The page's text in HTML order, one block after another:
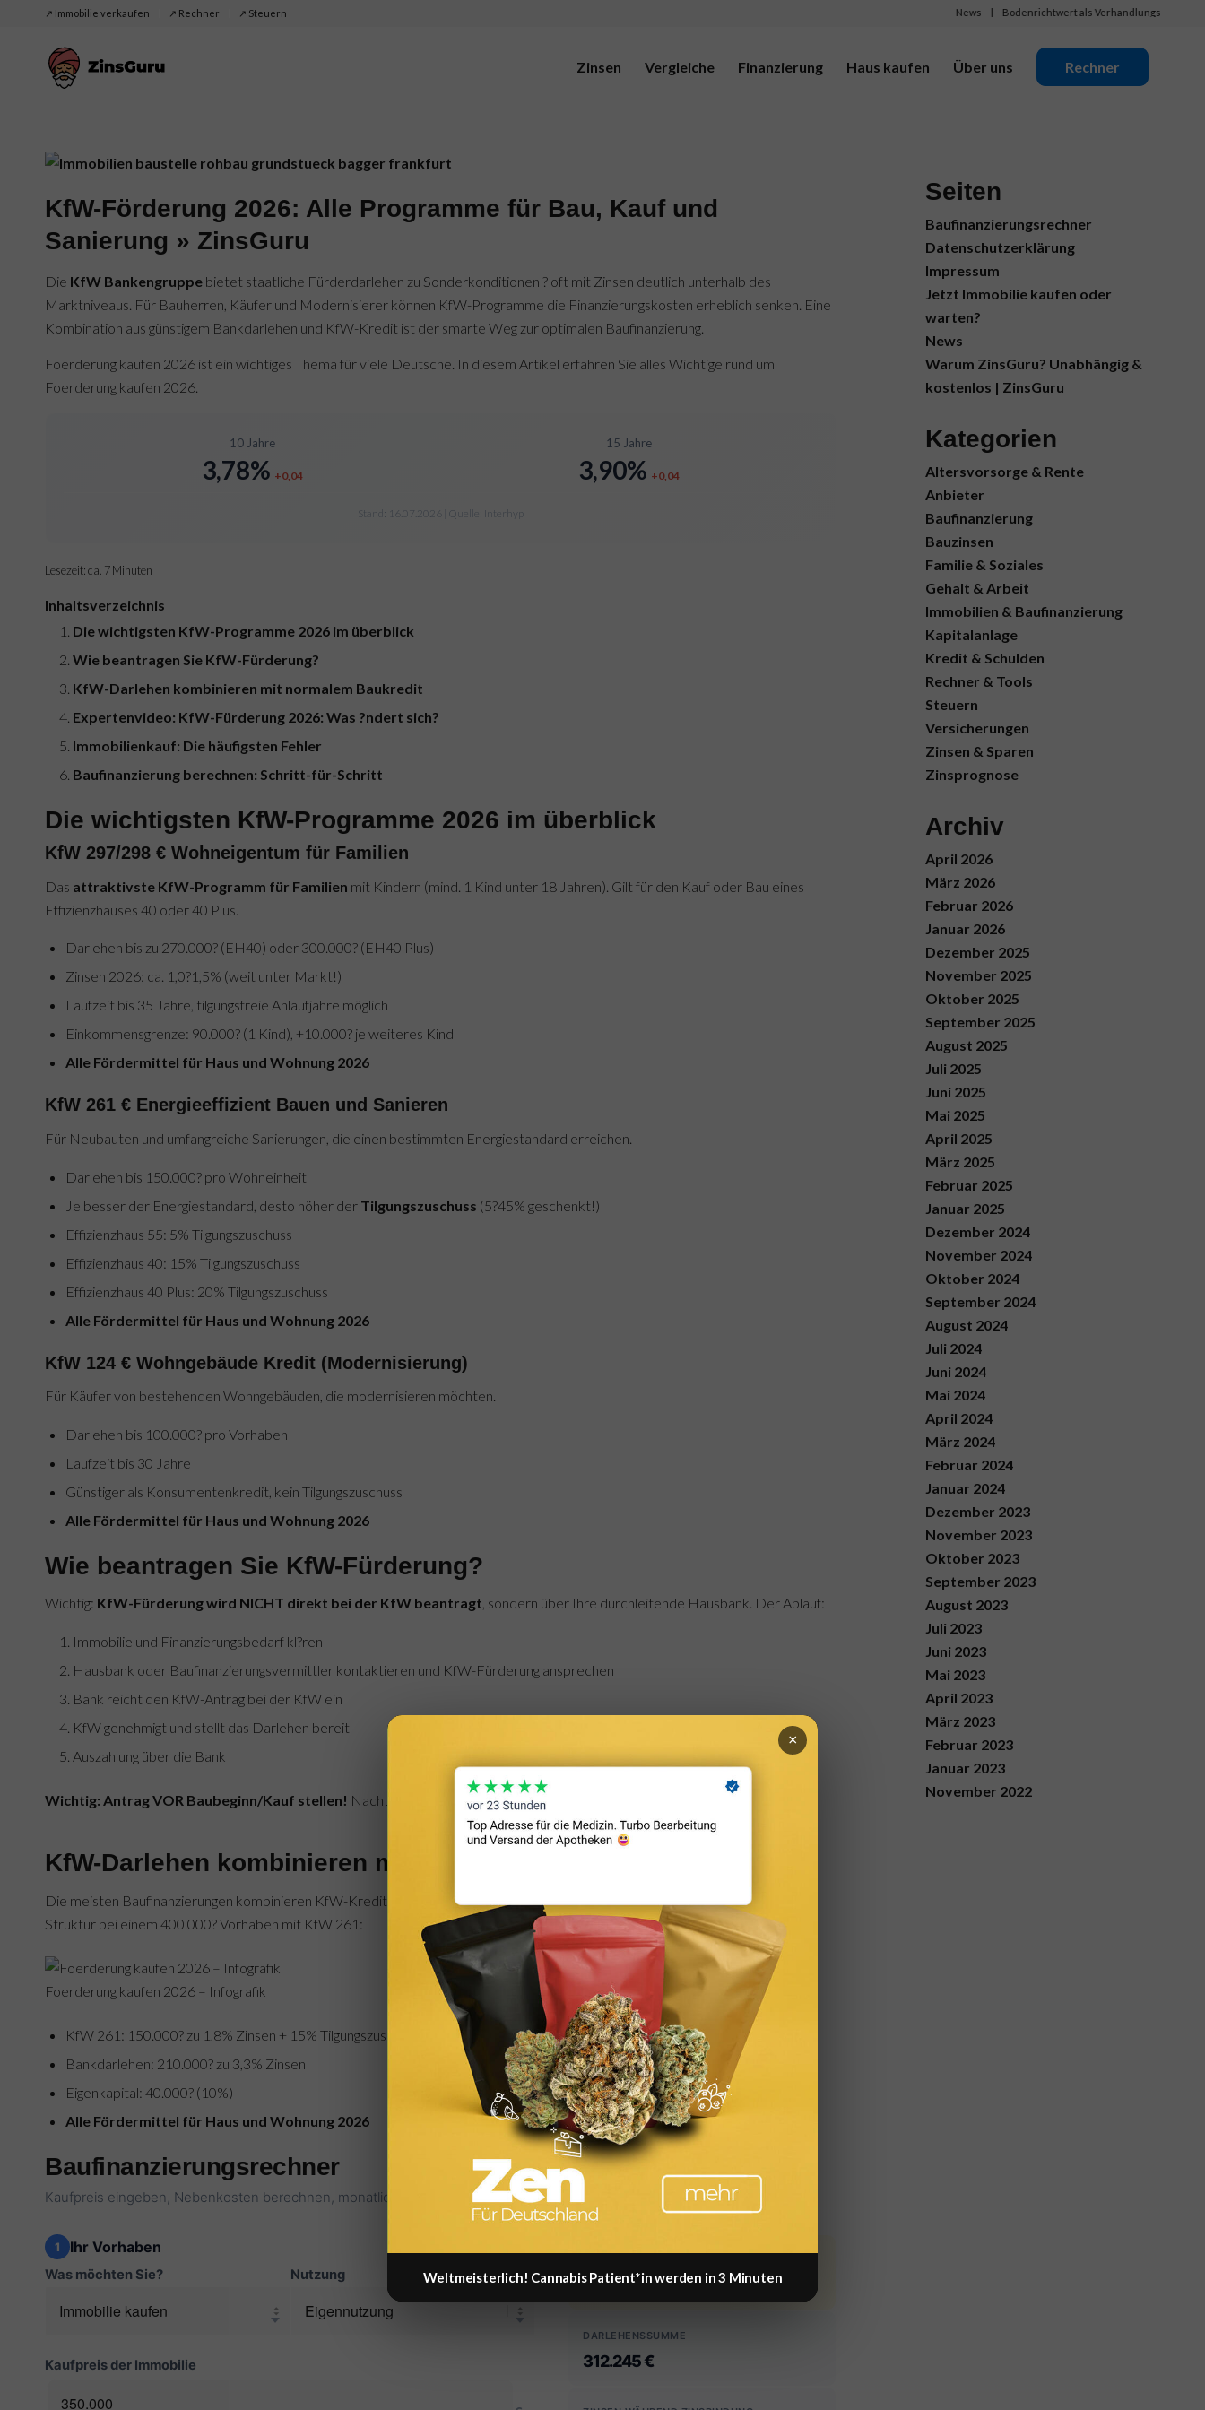
↗️ Immobilie verkaufen ↗️ Rechner ↗️ Steuern Bodenrichtwert als Verhandlungsbasis: Wie
Zinsen Vergleiche Finanzierung Haus kaufen Über uns Rechner
KfW-Förderung 2026: Alle Programme für Bau, Kauf und
Sanierung » ZinsGuru
Die KfW Bankengruppe bietet staatliche Fürderdarlehen zu Sonderkonditionen ? oft mit Zinsen deutlich unterhalb des
Marktniveaus. Für Bauherren, Käufer und Modernisierer können KfW-Programme die Finanzierungskosten erheblich senken. Eine
Kombination aus günstigem Bankdarlehen und KfW-Kredit ist der smarte Weg zur optimalen Baufinanzierung.
Foerderung kaufen 2026 ist ein wichtiges Thema für viele Deutsche. In diesem Artikel erfahren Sie alles Wichtige rund um
Foerderung kaufen 2026.
10 Jahre
3,78% +0,04
15 Jahre
3,90% +0,04
Stand: 16.07.2026 | Quelle: Interhyp
Lesezeit: ca. 7 Minuten
Inhaltsverzeichnis
Die wichtigsten KfW-Programme 2026 im überblick
Wie beantragen Sie KfW-Fürderung?
KfW-Darlehen kombinieren mit normalem Baukredit
Expertenvideo: KfW-Fürderung 2026: Was ?ndert sich?
Immobilienkauf: Die häufigsten Fehler
Baufinanzierung berechnen: Schritt-für-Schritt
Die wichtigsten KfW-Programme 2026 im überblick
KfW 297/298 € Wohneigentum für Familien
Das attraktivste KfW-Programm für Familien mit Kindern (mind. 1 Kind unter 18 Jahren). Gilt für den Kauf oder Bau eines
Effizienzhauses 40 oder 40 Plus.
Darlehen bis zu 270.000? (EH40) oder 300.000? (EH40 Plus)
Zinsen 2026: ca. 1,0?1,5% (weit unter Markt!)
Laufzeit bis 35 Jahre, tilgungsfreie Anlaufjahre möglich
Einkommensgrenze: 90.000? (1 Kind), +10.000? je weiteres Kind
Alle Fördermittel für Haus und Wohnung 2026
KfW 261 € Energieeffizient Bauen und Sanieren
Für Neubauten und umfangreiche Sanierungen, die einen bestimmten Energiestandard erreichen.
Darlehen bis 150.000? pro Wohneinheit
Je besser der Energiestandard, desto höher der Tilgungszuschuss (5?45% geschenkt!)
Effizienzhaus 55: 5% Tilgungszuschuss
Effizienzhaus 40: 15% Tilgungszuschuss
Effizienzhaus 40 Plus: 20% Tilgungszuschuss
Alle Fördermittel für Haus und Wohnung 2026
KfW 124 € Wohngebäude Kredit (Modernisierung)
Für Käufer von bestehenden Wohngebäuden, die modernisieren möchten.
Darlehen bis 100.000? pro Vorhaben
Laufzeit bis 30 Jahre
Günstiger als Konsumentenkredit, kein Tilgungszuschuss
Alle Fördermittel für Haus und Wohnung 2026
Wie beantragen Sie KfW-Fürderung?
Wichtig: KfW-Fürderung wird NICHT direkt bei der KfW beantragt , sondern über Ihre durchleitende Hausbank. Der Ablauf:
Immobilie und Finanzierungsbedarf kl?ren
Hausbank oder Baufinanzierungsvermittler kontaktieren und KfW-Fürderung ansprechen
Bank reicht den KfW-Antrag bei der KfW ein
KfW genehmigt und stellt das Darlehen bereit
Auszahlung über die Bank
Wichtig: Antrag VOR Baubeginn/Kauf stellen! Nachtr?gliche Beantragung ist nicht möglich.
KfW-Darlehen kombinieren mit normalem Baukredit
Die meisten Baufinanzierungen kombinieren KfW-Kredit (günstig, aber begrenzt) mit einem normalen Bankdarlehen. Typische
Struktur bei einem 400.000? Vorhaben mit KfW 261:
Foerderung kaufen 2026 – Infografik
KfW 261: 150.000? zu 1,8% Zinsen + 15% Tilgungszuschuss (= effektiv 127.500? Darlehen)
Bankdarlehen: 210.000? zu 3,3% Zinsen
Eigenkapital: 40.000? (10%)
Alle Fördermittel für Haus und Wohnung 2026
Baufinanzierungsrechner
Kaufpreis eingeben, Nebenkosten berechnen, monatliche Rate planen — wie bei CHECK24, nur ehrlicher.
1 Ihr Vorhaben
Was möchten Sie? Nutzung
Kaufpreis der Immobilie
1.504 €
DARLEHENSSUMME
312.245 €
Seiten
Baufinanzierungsrechner
Datenschutzerklärung
Impressum
Jetzt Immobilie kaufen oder
warten?
News
Warum ZinsGuru? Unabhängig &
kostenlos | ZinsGuru
Kategorien
Altersvorsorge & Rente
Anbieter
Baufinanzierung
Bauzinsen
Familie & Soziales
Gehalt & Arbeit
Immobilien & Baufinanzierung
Kapitalanlage
Kredit & Schulden
Rechner & Tools
Steuern
Versicherungen
Zinsen & Sparen
Zinsprognose
Archiv
April 2026
März 2026
Februar 2026
Januar 2026
Dezember 2025
November 2025
Oktober 2025
September 2025
August 2025
Juli 2025
Juni 2025
Mai 2025
April 2025
März 2025
Februar 2025
Januar 2025
Dezember 2024
November 2024
Oktober 2024
September 2024
August 2024
Juli 2024
Juni 2024
Mai 2024
April 2024
März 2024
Februar 2024
Januar 2024
Dezember 2023
November 2023
Oktober 2023
September 2023
August 2023
Juli 2023
Juni 2023
Mai 2023
April 2023
März 2023
Februar 2023
Januar 2023
November 2022
Weltmeisterlich! Cannabis Patient*in werden in 3 Minuten
×